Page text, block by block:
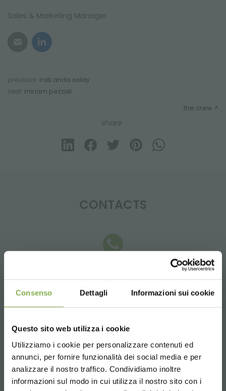
Consenso Dettagli Informazioni sui cookie
Questo sito web utilizza i cookie
Utilizziamo i cookie per personalizzare contenuti ed
annunci, per fornire funzionalità dei social media e per
analizzare il nostro traffico. Condividiamo inoltre
informazioni sul modo in cui utilizza il nostro sito con i
Sales & Marketing Manager
previous: irati anda solay
next: miriam pezzali
the crew
share
CONTACTS
Request information
+39 3457719939
Email
Request information